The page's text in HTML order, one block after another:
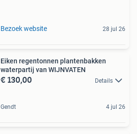
Bezoek website 28 jul 26
Eiken regentonnen plantenbakken
waterpartij van WIJNVATEN
€ 130,00 Details
Gendt 4 jul 26